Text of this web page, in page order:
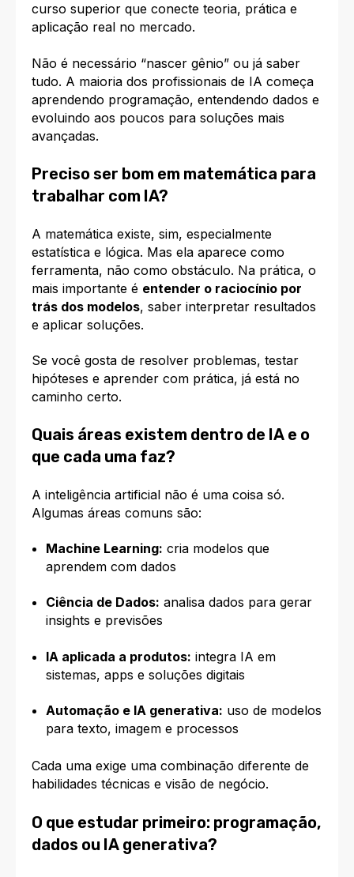
curso superior que conecte teoria, prática e
aplicação real no mercado.
Não é necessário “nascer gênio” ou já saber
tudo. A maioria dos profissionais de IA começa
aprendendo programação, entendendo dados e
evoluindo aos poucos para soluções mais
avançadas.
Preciso ser bom em matemática para
trabalhar com IA?
A matemática existe, sim, especialmente
estatística e lógica. Mas ela aparece como
ferramenta, não como obstáculo. Na prática, o
mais importante é entender o raciocínio por
trás dos modelos, saber interpretar resultados
e aplicar soluções.
Se você gosta de resolver problemas, testar
hipóteses e aprender com prática, já está no
caminho certo.
Quais áreas existem dentro de IA e o
que cada uma faz?
A inteligência artificial não é uma coisa só.
Algumas áreas comuns são:
Machine Learning: cria modelos que
aprendem com dados
Ciência de Dados: analisa dados para gerar
insights e previsões
IA aplicada a produtos: integra IA em
sistemas, apps e soluções digitais
Automação e IA generativa: uso de modelos
para texto, imagem e processos
Cada uma exige uma combinação diferente de
habilidades técnicas e visão de negócio.
O que estudar primeiro: programação,
dados ou IA generativa?